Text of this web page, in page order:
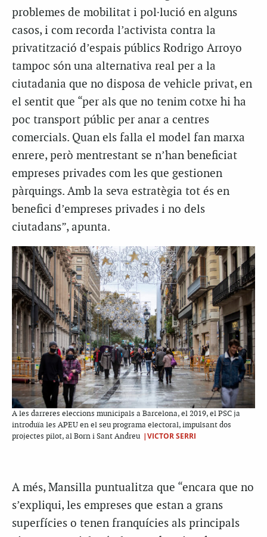
problemes de mobilitat i pol·lució en alguns
casos, i com recorda l’activista contra la
privatització d’espais públics Rodrigo Arroyo
tampoc són una alternativa real per a la
ciutadania que no disposa de vehicle privat, en
el sentit que “per als que no tenim cotxe hi ha
poc transport públic per anar a centres
comercials. Quan els falla el model fan marxa
enrere, però mentrestant se n’han beneficiat
empreses privades com les que gestionen
pàrquings. Amb la seva estratègia tot és en
benefici d’empreses privades i no dels
ciutadans”, apunta.
A les darreres eleccions municipals a Barcelona, el 2019, el PSC ja
introduïa les APEU en el seu programa electoral, impulsant dos
projectes pilot, al Born i Sant Andreu |VICTOR SERRI
A més, Mansilla puntualitza que “encara que no
s’expliqui, les empreses que estan a grans
superfícies o tenen franquícies als principals